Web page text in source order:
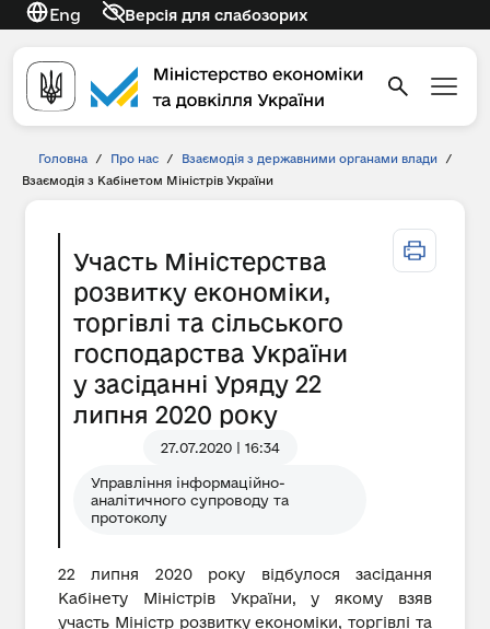
Eng Версія для слабозорих
Головна / Про нас / Взаємодія з державними органами влади
/
Взаємодія з Кабінетом Міністрів України
Участь Міністерства
розвитку економіки,
торгівлі та сільського
господарства України
у засіданні Уряду 22
липня 2020 року
27.07.2020 | 16:34
Управління інформаційно-
аналітичного супроводу та
протоколу
22 липня 2020 року відбулося засідання
Кабінету Міністрів України, у якому взяв
участь Міністр розвитку економіки, торгівлі та